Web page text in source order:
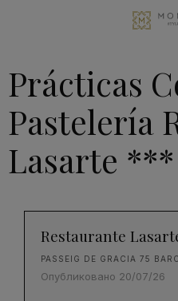
Prácticas
Pastelería
Lasarte ***
Restaurante
PASSEIG DE GRACIA 75
Опубликовано 20/07/26